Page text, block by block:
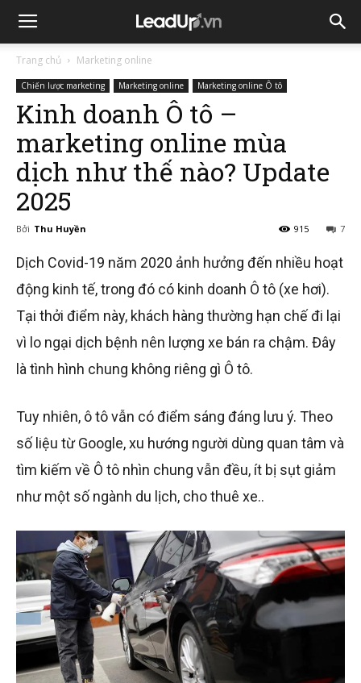
Trang chủ Marketing online
Chiến lược marketing Marketing online Marketing online Ô tô
Kinh doanh Ô tô –
marketing online mùa
dịch như thế nào? Update
2025
Bởi Thu Huyền 7
915
Dịch Covid-19 năm 2020 ảnh hưởng đến nhiều hoạt
động kinh tế, trong đó có kinh doanh Ô tô (xe hơi).
Tại thởi điểm này, khách hàng thường hạn chế đi lại
vì lo ngại dịch bệnh nên lượng xe bán ra chậm. Đây
là tình hình chung không riêng gì Ô tô.
Tuy nhiên, ô tô vẫn có điểm sáng đáng lưu ý. Theo
số liệu từ Google, xu hướng người dùng quan tâm và
tìm kiếm về Ô tô nhìn chung vẫn đều, ít bị sụt giảm
như một số ngành du lịch, cho thuê xe..